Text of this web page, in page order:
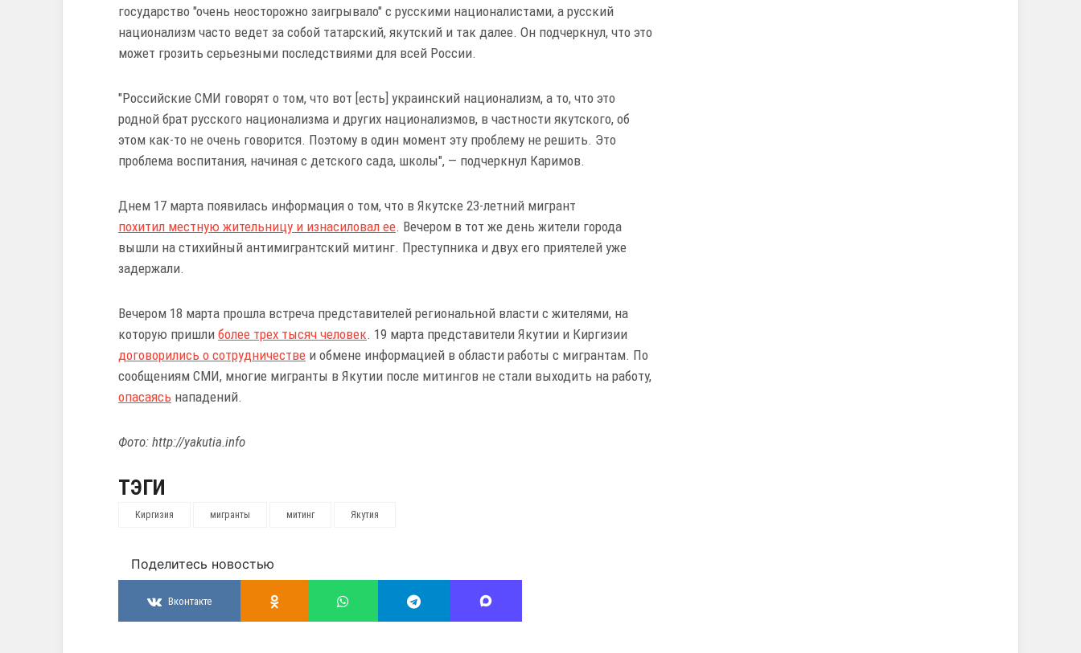
государство "очень неосторожно заигрывало" с русскими националистами, а русский
национализм часто ведет за собой татарский, якутский и так далее. Он подчеркнул, что это
может грозить серьезными последствиями для всей России.
"Российские СМИ говорят о том, что вот [есть] украинский национализм, а то, что это
родной брат русского национализма и других национализмов, в частности якутского, об
этом как-то не очень говорится. Поэтому в один момент эту проблему не решить. Это
проблема воспитания, начиная с детского сада, школы", — подчеркнул Каримов.
Днем 17 марта появилась информация о том, что в Якутске 23-летний мигрант
похитил местную жительницу и изнасиловал ее. Вечером в тот же день жители города
вышли на стихийный антимигрантский митинг. Преступника и двух его приятелей уже
задержали.
Вечером 18 марта прошла встреча представителей региональной власти с жителями, на
которую пришли более трех тысяч человек. 19 марта представители Якутии и Киргизии
договорились о сотрудничестве и обмене информацией в области работы с мигрантам. По
сообщениям СМИ, многие мигранты в Якутии после митингов не стали выходить на работу,
опасаясь нападений.
Фото: http://yakutia.info
ТЭГИ
Киргизия мигранты митинг Якутия
Поделитесь новостью
Вконтакте